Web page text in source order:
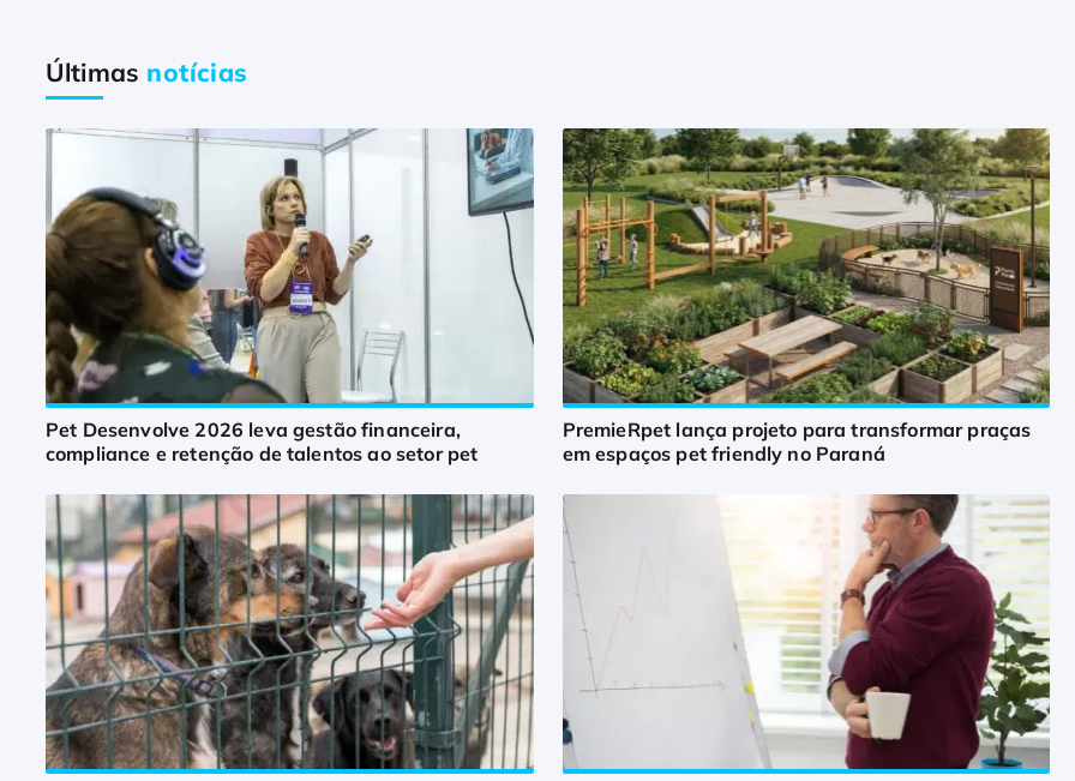
Últimas notícias
Pet Desenvolve 2026 leva gestão financeira,
compliance e retenção de talentos ao setor pet
PremieRpet lança projeto para transformar praças
em espaços pet friendly no Paraná